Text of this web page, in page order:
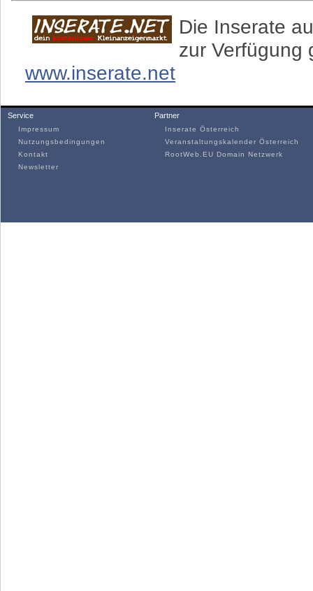
Die Inserate
zur Verfügung
www.inserate.net
Service
Impressum
Nutzungsbedingungen
Kontakt
Newsletter
Partner
Inserate Österreich
Veranstaltungskalender Österreich
RootWeb.EU Domain Netzwerk